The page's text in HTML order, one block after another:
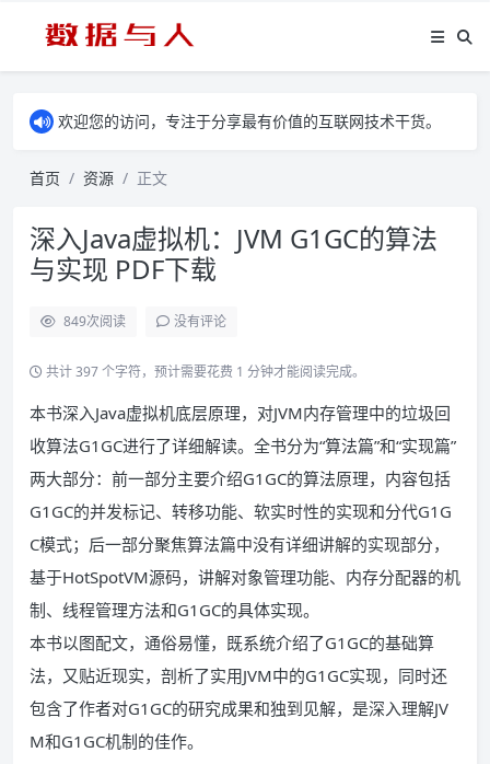
欢迎您的访问，专注于分享最有价值的互联网技术干货。
首页 资源 正文
深入Java虚拟机：JVM G1GC的算法
与实现 PDF下载
849次阅读 没有评论
共计 397 个字符，预计需要花费 1 分钟才能阅读完成。
本书深入Java虚拟机底层原理，对JVM内存管理中的垃圾回
收算法G1GC进行了详细解读。全书分为“算法篇”和“实现篇”
两大部分：前一部分主要介绍G1GC的算法原理，内容包括
G1GC的并发标记、转移功能、软实时性的实现和分代G1G
C模式；后一部分聚焦算法篇中没有详细讲解的实现部分，
基于HotSpotVM源码，讲解对象管理功能、内存分配器的机
制、线程管理方法和G1GC的具体实现。
本书以图配文，通俗易懂，既系统介绍了G1GC的基础算
法，又贴近现实，剖析了实用JVM中的G1GC实现，同时还
包含了作者对G1GC的研究成果和独到见解，是深入理解JV
M和G1GC机制的佳作。